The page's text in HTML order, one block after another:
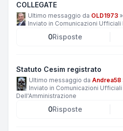
COLLEGATE
Ultimo messaggio da OLD1973 »
Inviato in Comunicazioni Ufficiali
0Risposte
Statuto Cesim registrato
Ultimo messaggio da Andrea58
Inviato in Comunicazioni Ufficiali
Dell'Amministrazione
0Risposte